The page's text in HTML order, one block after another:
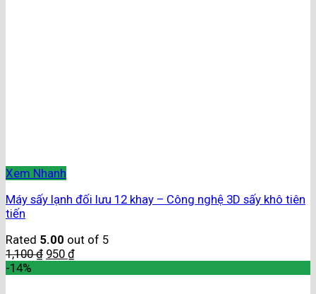
Xem Nhanh
Máy sấy lạnh đối lưu 12 khay – Công nghệ 3D sấy khô tiên
tiến
Rated 5.00 out of 5
1,100₫ 950 ₫
-14%